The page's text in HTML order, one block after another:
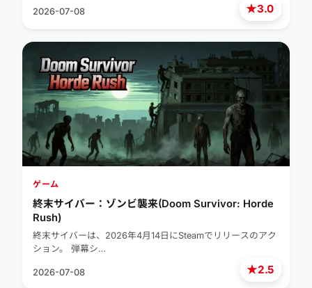
★3.0
2026-07-08
★2.5
ゲーム
終末サイバー：ゾンビ襲来(Doom Survivor: Horde
Rush)
終末サイバーは、2026年4月14日にSteamでリリースのアク
ション。 弾幕シ…
2026-07-08